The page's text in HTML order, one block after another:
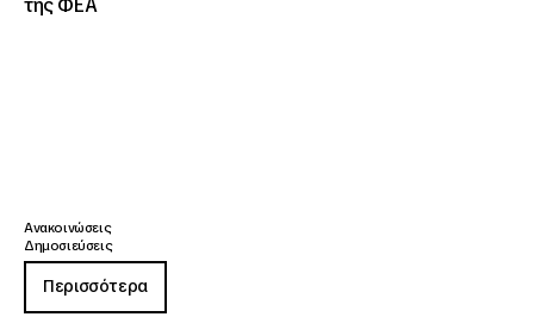
της ΦΕΑ
Ανακοινώσεις
Δημοσιεύσεις
Περισσότερα